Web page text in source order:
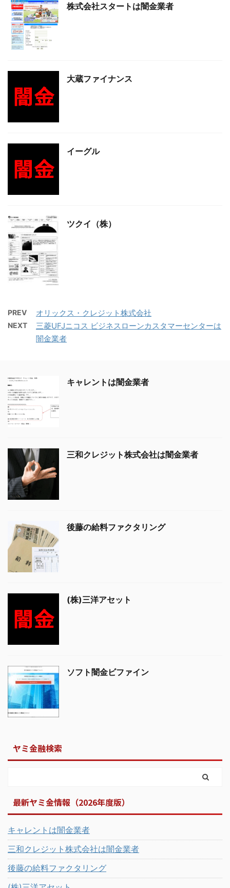
株式会社スタートは闇金業者
大蔵ファイナンス
イーグル
ツクイ（株）
PREV オリックス・クレジット株式会社
NEXT
三菱UFJニコス ビジネスローンカスタマーセンターは
闇金業者
キャレントは闇金業者
三和クレジット株式会社は闇金業者
後藤の給料ファクタリング
(株)三洋アセット
ソフト闇金ビファイン
ヤミ金融検索
最新ヤミ金情報（2026年度版）
キャレントは闇金業者
三和クレジット株式会社は闇金業者
後藤の給料ファクタリング